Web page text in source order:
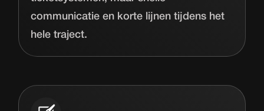
communicatie en korte lijnen tijdens het
hele traject.